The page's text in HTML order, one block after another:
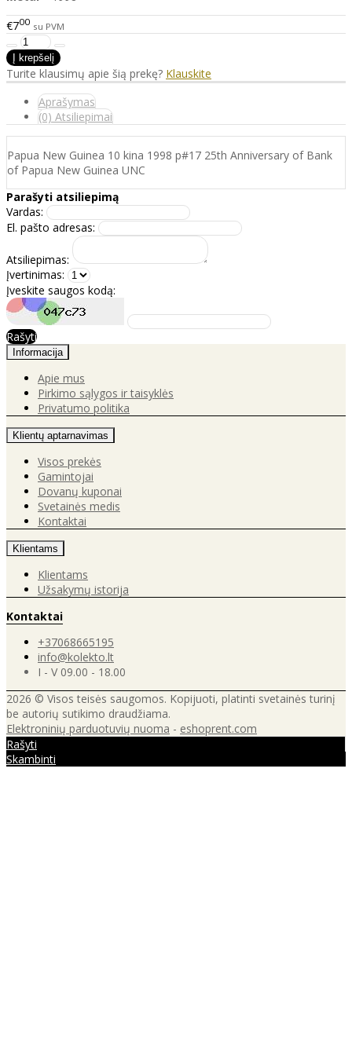
€700 su PVM
Turite klausimų apie šią prekę? Klauskite
Aprašymas
(0) Atsiliepimai
Papua New Guinea 10 kina 1998 p#17 25th Anniversary of Bank
of Papua New Guinea UNC
Parašyti atsiliepimą
Vardas:
El. pašto adresas:
Atsiliepimas:
Įvertinimas:
Įveskite saugos kodą:
Rašyti
Informacija
Apie mus
Pirkimo sąlygos ir taisyklės
Privatumo politika
Klientų aptarnavimas
Visos prekės
Gamintojai
Dovanų kuponai
Svetainės medis
Kontaktai
Klientams
Klientams
Užsakymų istorija
Kontaktai
+37068665195
info@kolekto.lt
I - V 09.00 - 18.00
2026 © Visos teisės saugomos. Kopijuoti, platinti svetainės turinį
be autorių sutikimo draudžiama.
Elektroninių parduotuvių nuoma - eshoprent.com
Rašyti
Skambinti